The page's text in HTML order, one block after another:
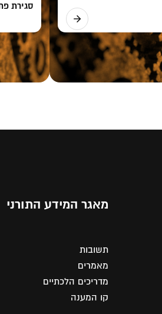
סגירת
מאגר המידע התורני
תשובות
מאמרים
מדריכים הלכתיים
קו המענה